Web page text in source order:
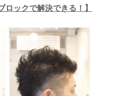
ロックで解決できる！】